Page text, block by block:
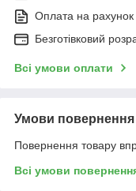
Оплата на рахунок
Безготівковий
Всі умови оплати
Умови повернення
Повернення товару
Всі умови